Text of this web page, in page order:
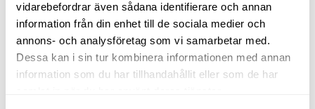
vidarebefordrar även sådana identifierare och annan
information från din enhet till de sociala medier och
annons- och analysföretag som vi samarbetar med.
Dessa kan i sin tur kombinera informationen med annan
information som du har tillhandahållit eller som de har
Använd sökkriterierna för tunga fordon på sidan för att
hitta traktorer, skogsmaskiner, teleskoplastare eller
grävlastare som passar dina behov. Sök efter tunga
fordon efter produktgrupp, märke, modell, ort, modellår,